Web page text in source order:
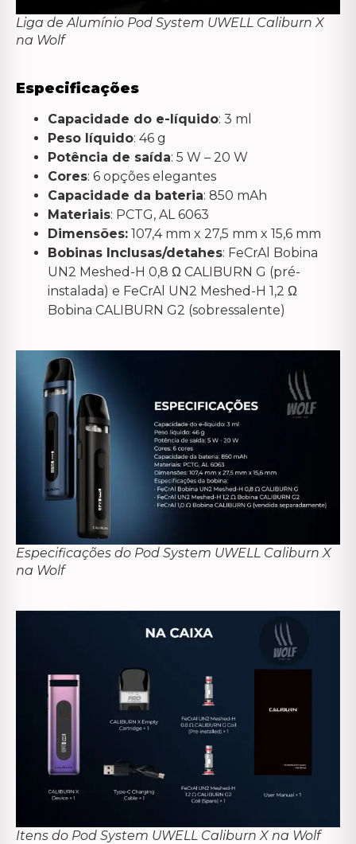
Liga de Alumínio Pod System UWELL Caliburn X
na Wolf
Especificações
Capacidade do e-líquido: 3 ml
Peso líquido: 46 g
Potência de saída: 5 W – 20 W
Cores: 6 opções elegantes
Capacidade da bateria: 850 mAh
Materiais: PCTG, AL 6063
Dimensões: 107,4 mm x 27,5 mm x 15,6 mm
Bobinas Inclusas/detahes: FeCrAl Bobina
UN2 Meshed-H 0,8 Ω CALIBURN G (pré-
instalada) e FeCrAl UN2 Meshed-H 1,2 Ω
Bobina CALIBURN G2 (sobressalente)
Especificações do Pod System UWELL Caliburn X
na Wolf
Itens do Pod System UWELL Caliburn X na Wolf